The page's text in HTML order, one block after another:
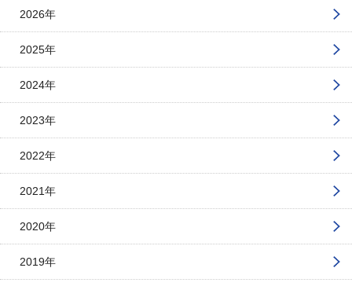
2026年
2025年
2024年
2023年
2022年
2021年
2020年
2019年